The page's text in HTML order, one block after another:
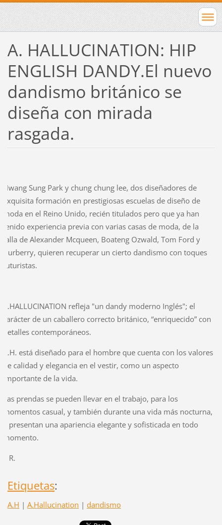
A. HALLUCINATION: HIP
ENGLISH DANDY.El nuevo
dandismo británico se
diseña con mirada
rasgada.
Hwang Sung Park y chung chung lee, dos diseñadores de
exquisita formación en prestigiosas escuelas de diseño de
moda en el Reino Unido, recién titulados pero que ya han
tenido experiencia previa con varias casas de moda, de la
talla de Alexander Mcqueen, Boateng Ozwald, Tom Ford y
Burberry, quieren recuperar un cierto dandismo con toques
futuristas.
A.HALLUCINATION refleja "un dandy moderno Inglés"; el
carácter de un caballero correcto británico, “enriquecido” con
detalles contemporáneos.
A.H. está diseñado para el hombre que cuenta con los valores
de calidad y elegancia en el vestir, como un aspecto
importante de la vida.
Las prendas se pueden llevar en el trabajo, para los
momentos casual, y también durante una vida más nocturna,
y presentan una apariencia elegante y sofisticada en todo
momento.
J. R.
Etiquetas:
A.H | A.Hallucination | dandismo